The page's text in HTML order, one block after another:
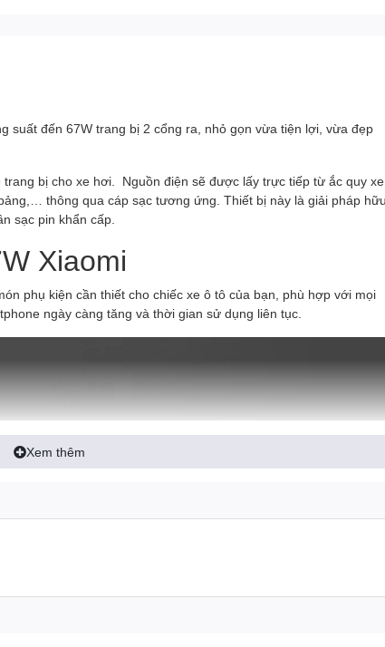
suất đến 67W trang bị 2 cổng ra, nhỏ gọn vừa tiện lợi, vừa đẹp
bị cho xe hơi. Nguồn điện sẽ được lấy trực tiếp từ ắc quy xe
thông qua cáp sạc tương ứng. Thiết bị này là giải pháp hữu
sạc pin khẩn cấp.
Xiaomi
phụ kiện cần thiết cho chiếc xe ô tô của bạn, phù hợp với mọi
ngày càng tăng và thời gian sử dụng liên tục.
Xem thêm